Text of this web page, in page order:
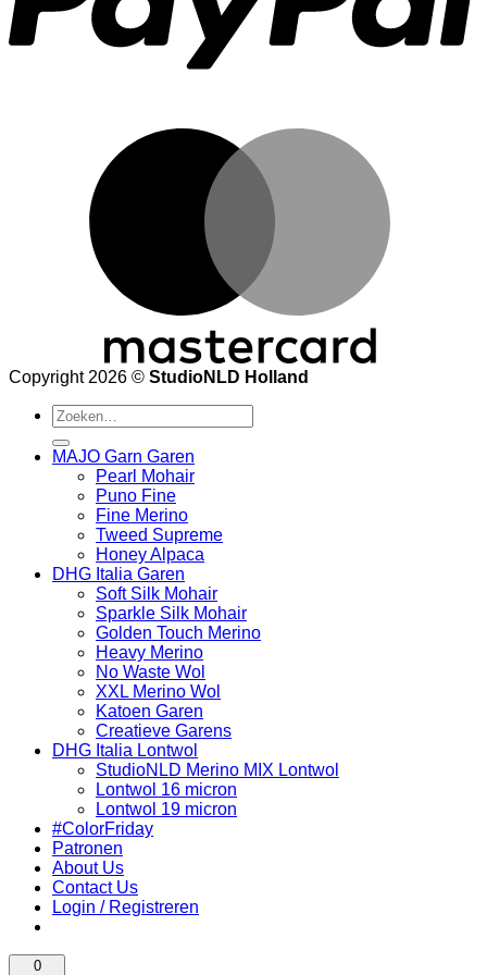
Copyright 2026 © StudioNLD Holland
Zoeken
naar:
MAJO Garn Garen
Pearl Mohair
Puno Fine
Fine Merino
Tweed Supreme
Honey Alpaca
DHG Italia Garen
Soft Silk Mohair
Sparkle Silk Mohair
Golden Touch Merino
Heavy Merino
No Waste Wol
XXL Merino Wol
Katoen Garen
Creatieve Garens
DHG Italia Lontwol
StudioNLD Merino MIX Lontwol
Lontwol 16 micron
Lontwol 19 micron
#ColorFriday
Patronen
About Us
Contact Us
Login / Registreren
0